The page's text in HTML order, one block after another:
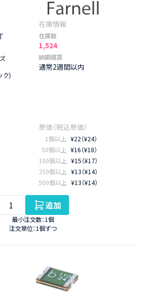
ク)
在庫数
1,524
納期概算
通常2週間以内
1個以上 ¥22（¥24）
50個以上 ¥16（¥18）
100個以上 ¥15（¥17）
250個以上 ¥13（¥14）
500個以上 ¥13（¥14）
追加
最小注文数：1個
注文単位：1個ずつ